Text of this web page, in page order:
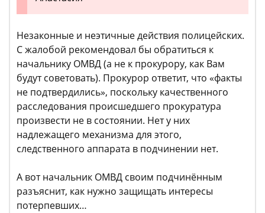
Незаконные и неэтичные действия полицейских.
С жалобой рекомендовал бы обратиться к
начальнику ОМВД (а не к прокурору, как Вам
будут советовать). Прокурор ответит, что «факты
не подтвердились», поскольку качественного
расследования происшедшего прокуратура
произвести не в состоянии. Нет у них
надлежащего механизма для этого,
следственного аппарата в подчинении нет.
А вот начальник ОМВД своим подчинённым
разъяснит, как нужно защищать интересы
потерпевших…